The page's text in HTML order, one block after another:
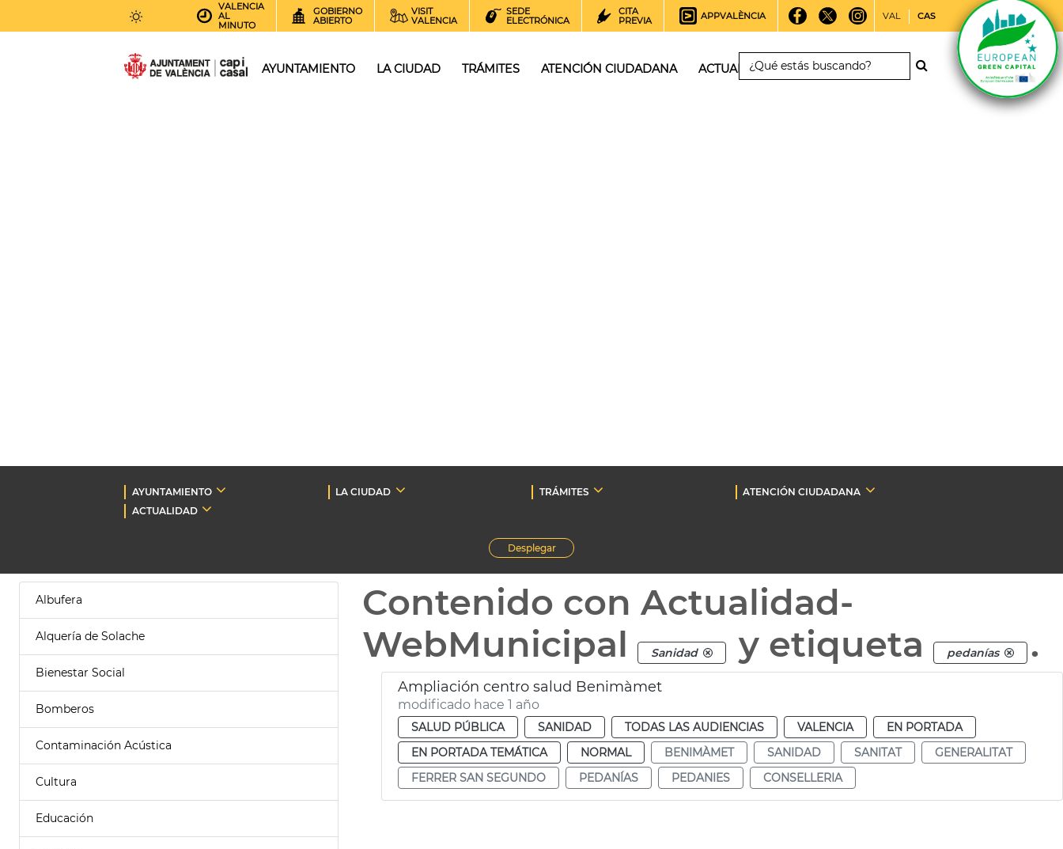
AEMET.GRADOS
VALENCIA
AL
MINUTO
GOBIERNO
ABIERTO
VISIT
VALENCIA
SEDE
ELECTRÓNICA
CITA
PREVIA
APPVALÈNCIA VAL CAS
AYUNTAMIENTO LA CIUDAD TRÁMITES ATENCIÓN CIUDADANA ACTUALIDAD
AYUNTAMIENTO LA CIUDAD TRÁMITES
ATENCIÓN CIUDADANA
ACTUALIDAD
Desplegar
Albufera
Alquería de Solache
Bienestar Social
Bomberos
Contaminación Acústica
Cultura
Educación
Contenido con Actualidad-
WebMunicipal
Sanidad y etiqueta pedanías .
Ampliación centro salud Benimàmet
modificado hace 1 año
SALUD PÚBLICA SANIDAD TODAS LAS AUDIENCIAS VALENCIA
EN PORTADA
EN PORTADA TEMÁTICA
NORMAL BENIMÀMET SANIDAD SANITAT
GENERALITAT
FERRER SAN SEGUNDO
PEDANÍAS PEDANIES CONSELLERIA